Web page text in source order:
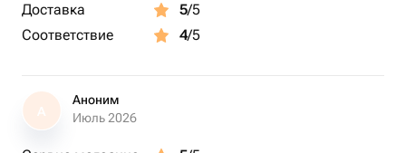
Доставка
5/5
Соответствие
4/5
А
Аноним
Июль 2026